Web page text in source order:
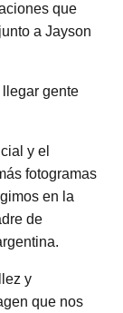
que
a Jayson
llegar gente
y el
fotogramas
en la
de
y
que nos